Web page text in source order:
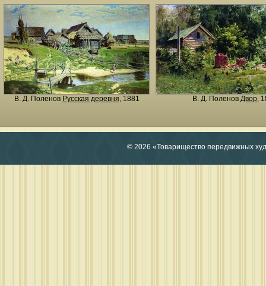
В. Д. Поленов Русская деревня, 1881 В. Д. Поленов Двор,
© 2026 «Товарищество передвижных